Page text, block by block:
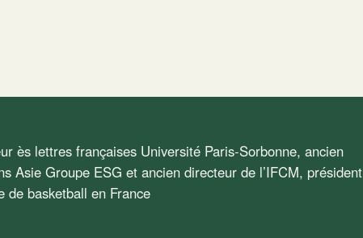
ès lettres françaises Université Paris-Sorbonne, ancien
Asie Groupe ESG et ancien directeur de l’IFCM, président
de basketball en France